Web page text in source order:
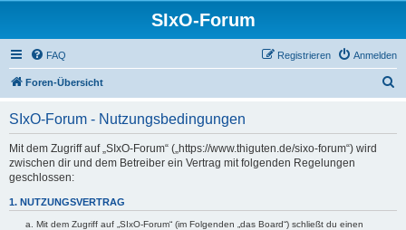
SIxO-Forum
FAQ Anmelden
Registrieren
Foren-Übersicht
SIxO-Forum - Nutzungsbedingungen
Mit dem Zugriff auf „SIxO-Forum“ („https://www.thiguten.de/sixo-forum“) wird
zwischen dir und dem Betreiber ein Vertrag mit folgenden Regelungen
geschlossen:
1. NUTZUNGSVERTRAG
Mit dem Zugriff auf „SIxO-Forum“ (im Folgenden „das Board“) schließt du einen